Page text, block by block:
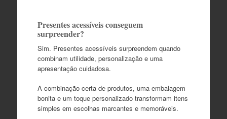
Presentes acessíveis conseguem
surpreender?
Sim. Presentes acessíveis surpreendem quando
combinam utilidade, personalização e uma
apresentação cuidadosa.
A combinação certa de produtos, uma embalagem
bonita e um toque personalizado transformam itens
simples em escolhas marcantes e memoráveis.